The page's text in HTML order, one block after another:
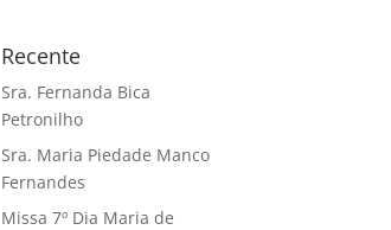
Recente
Sra. Fernanda Bica
Petronilho
Sra. Maria Piedade Manco
Fernandes
Missa 7º Dia Maria de